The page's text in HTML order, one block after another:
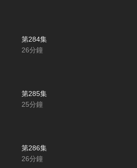
第284集
26分鐘
第285集
25分鐘
第286集
26分鐘